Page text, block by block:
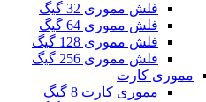
فلش مموری 32 گیگ
فلش مموری 64 گیگ
فلش مموری 128 گیگ
فلش مموری 256 گیگ
مموری کارت
مموری کارت 8 گیگ